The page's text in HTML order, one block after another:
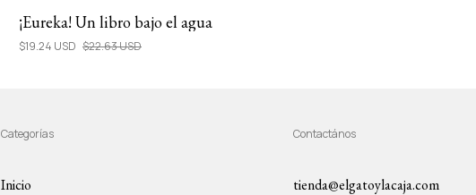
¡Eureka! Un libro bajo el agua
$19.24 USD $22.63 USD
Categorías
Inicio
Contactános
tienda@elgatoylacaja.com